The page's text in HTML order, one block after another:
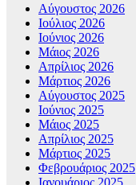
Αύγουστος 2026
Ιούλιος 2026
Ιούνιος 2026
Μάιος 2026
Απρίλιος 2026
Μάρτιος 2026
Αύγουστος 2025
Ιούνιος 2025
Μάιος 2025
Απρίλιος 2025
Μάρτιος 2025
Φεβρουάριος 2025
Ιανουάριος 2025